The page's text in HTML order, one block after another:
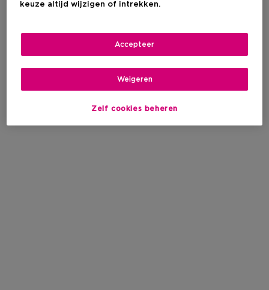
keuze altijd wijzigen of intrekken.
Zelf cookies beheren
Weigeren
Accepteer